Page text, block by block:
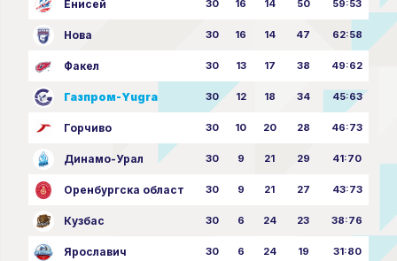
Енисей 30 16 14 50 59:53
Нова 30 16 14 47 62:58
Факел 30 13 17 38 49:62
Газпром-Yugra 30 12 18 34 45:63
Горчиво 30 10 20 28 46:73
Динамо-Урал 30 9 21 29 41:70
Оренбургска област 30 9 21 27 43:73
Кузбас 30 6 24 23 38:76
Ярославич 30 6 24 19 31:80